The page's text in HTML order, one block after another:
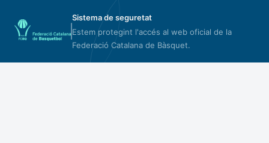
Sistema de seguretat
Estem protegint l'accés al web oficial de la
Federació Catalana de Bàsquet.